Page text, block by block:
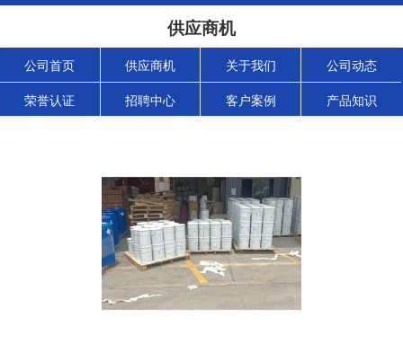
供应商机
公司首页 供应商机 关于我们 公司动态
荣誉认证 招聘中心 客户案例 产品知识